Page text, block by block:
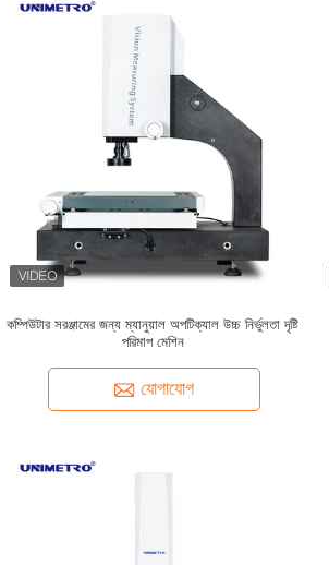
কম্পিউটার সরঞ্জামের জন্য ম্যানুয়াল অপটিক্যাল উচ্চ নির্ভুলতা দৃষ্টি
পরিমাপ মেশিন
যোগাযোগ